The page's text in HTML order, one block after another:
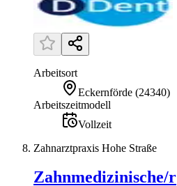
Arbeitsort
Eckernförde (24340)
Arbeitszeitmodell
Vollzeit
Zahnarztpraxis Hohe Straße
Zahnmedizinische/r